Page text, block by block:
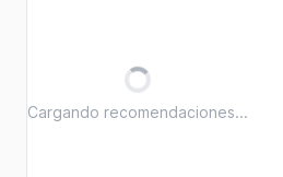
Cargando recomendaciones...